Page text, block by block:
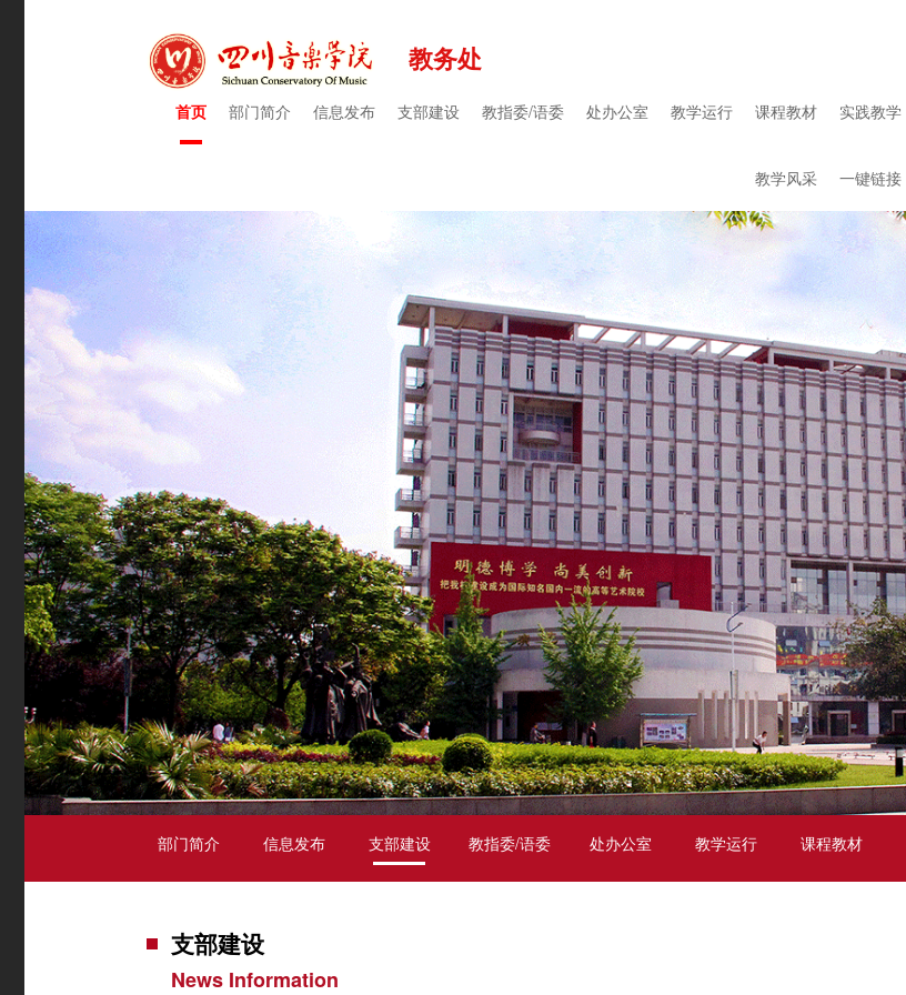
教务处
首页 部门简介 信息发布 支部建设 教指委/语委 处办公室 教学运行 课程教材 实践教学
教学风采 一键链接
部门简介 信息发布 支部建设 教指委/语委 处办公室 教学运行 课程教材
支部建设
News Information